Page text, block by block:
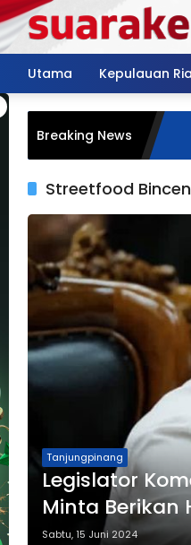
Utama
Kepulauan
Breaking News
Streetfood Bincen
Tanjungpinang
Legislator
Minta Berikan
Sabtu, 15 Juni 2024